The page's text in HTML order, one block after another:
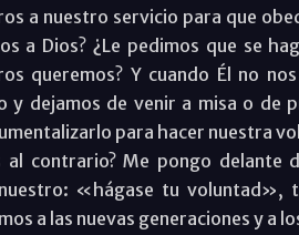
a nuestro servicio para que
a Dios? ¿Le pedimos que se
queremos? Y cuando Él no
y dejamos de venir a misa o de
para hacer nuestra
al contrario? Me pongo delante
«hágase tu voluntad»,
a las nuevas generaciones y a